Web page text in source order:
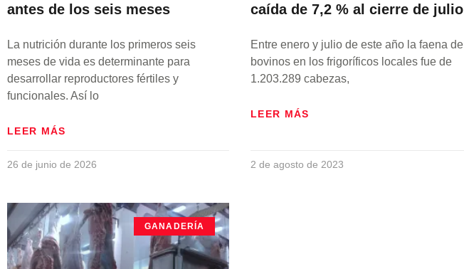
antes de los seis meses
La nutrición durante los primeros seis
meses de vida es determinante para
desarrollar reproductores fértiles y
funcionales. Así lo
LEER MÁS
26 de junio de 2026
caída de 7,2 % al cierre de julio
Entre enero y julio de este año la faena de
bovinos en los frigoríficos locales fue de
1.203.289 cabezas,
LEER MÁS
2 de agosto de 2023
GANADERÍA